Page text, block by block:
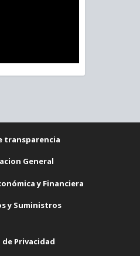
transparencia
General
y Financiera
y Suministros
Privacidad